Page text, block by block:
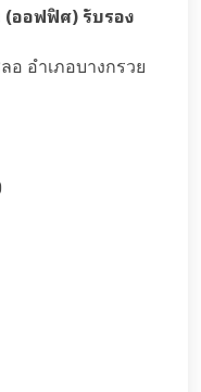
(ออฟฟิศ) รับรอง
อ อำเภอบางกรวย